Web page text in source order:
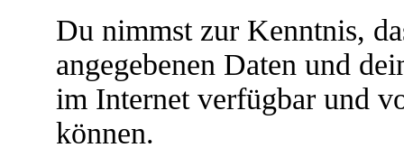
Du nimmst zur Kenntnis,
angegebenen Daten und
im Internet verfügbar und
können.